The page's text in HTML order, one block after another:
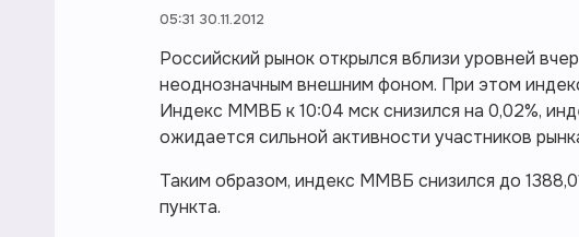
05:31 30.11.2012
Российский рынок открылся вблизи уровней
неоднозначным внешним фоном. При этом
Индекс ММВБ к 10:04 мск снизился на 0,02%,
ожидается сильной активности участников
Таким образом, индекс ММВБ снизился до
пункта.